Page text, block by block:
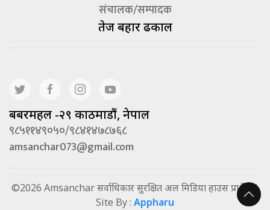
संचालक/सम्पादक
तेज बहादूर ढकाल
बबरमहल -२९ काठमाडौं, नेपाल
९८५११४९०५०/९८४१४७८७६८
amsanchar073@gmail.com
©2026 Amsanchar सर्वाधिकार सुरक्षित अल मिडिया हाउस प्रा.लि. |
Site By : Appharu